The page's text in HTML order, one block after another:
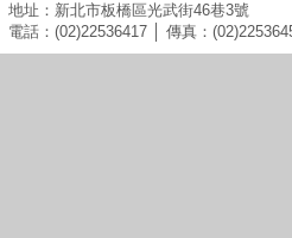
地址：新北市板橋區光武街46巷3號
電話：(02)22536417 │ 傳真：